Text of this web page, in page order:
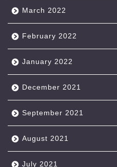
March 2022
February 2022
January 2022
December 2021
September 2021
August 2021
July 2021